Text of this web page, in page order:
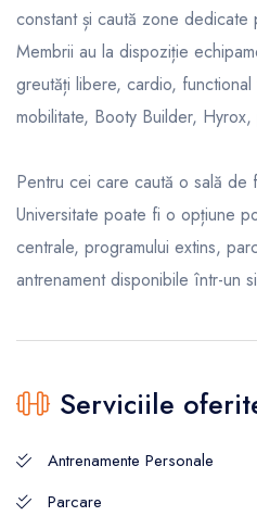
constant și caută zone
Membrii au la dispoziție
greutăți libere, cardio, functional
mobilitate, Booty Builder,
Pentru cei care caută o sală de
Universitate poate fi o opțiune
centrale, programului extins,
antrenament disponibile într-un
Serviciile
Antrenamente Personale
Parcare